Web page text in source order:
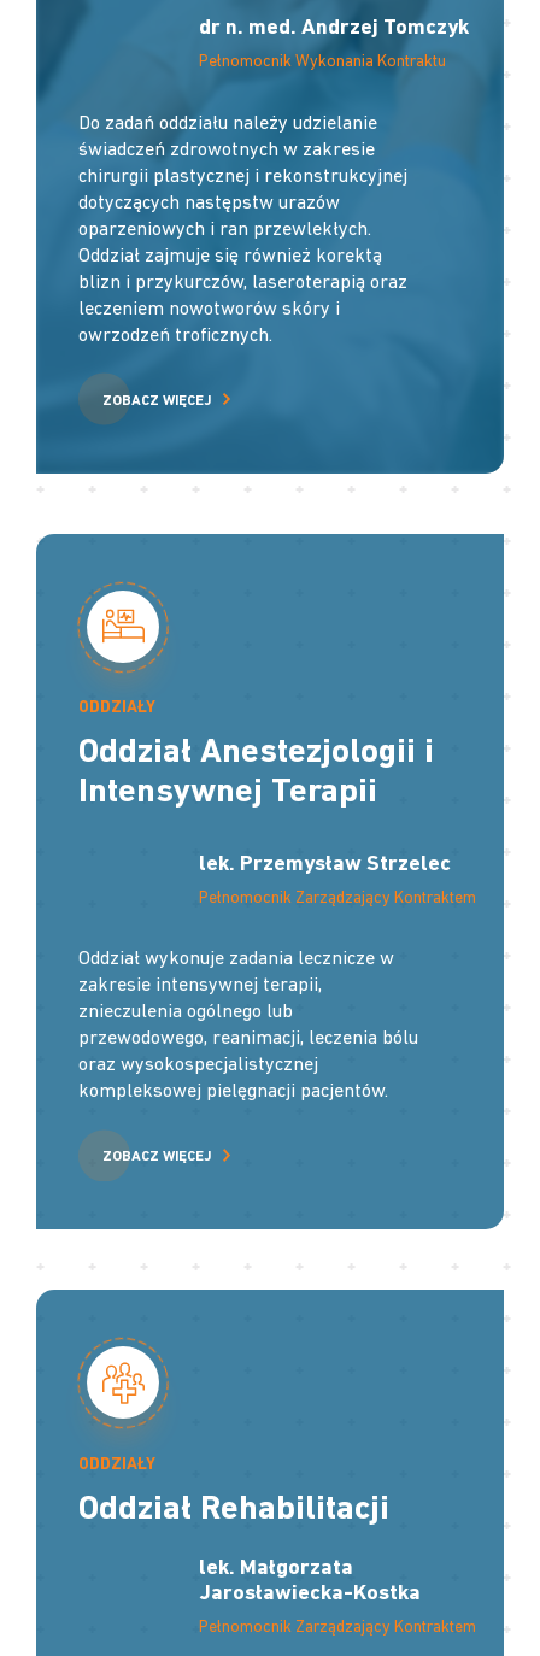
Do zadań oddziału należy udzielanie
świadczeń zdrowotnych w zakresie
chirurgii plastycznej i rekonstrukcyjnej
dotyczących następstw urazów
oparzeniowych i ran przewlekłych.
Oddział zajmuje się również korektą
blizn i przykurczów, laseroterapią oraz
leczeniem nowotworów skóry i
owrzodzeń troficznych.
ZOBACZ WIĘCEJ
dr n. med. Andrzej Tomczyk
Pełnomocnik Wykonania Kontraktu
Oddział wykonuje zadania lecznicze w
zakresie intensywnej terapii,
znieczulenia ogólnego lub
przewodowego, reanimacji, leczenia bólu
oraz wysokospecjalistycznej
kompleksowej pielęgnacji pacjentów.
ZOBACZ WIĘCEJ
ODDZIAŁY
Oddział Anestezjologii i
Intensywnej Terapii
lek. Przemysław Strzelec
Pełnomocnik Zarządzający Kontraktem
ODDZIAŁY
Oddział Rehabilitacji
lek. Małgorzata
Jarosławiecka-Kostka
Pełnomocnik Zarządzający Kontraktem